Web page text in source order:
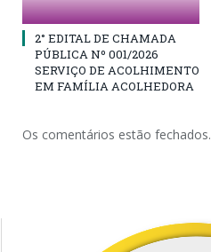
2° EDITAL DE CHAMADA
PÚBLICA Nº 001/2026
SERVIÇO DE ACOLHIMENTO
EM FAMÍLIA ACOLHEDORA
Os comentários estão fechados.